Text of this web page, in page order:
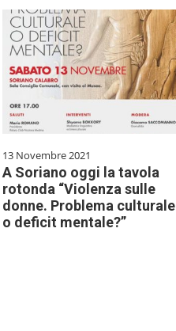
13 Novembre 2021
A Soriano oggi la tavola
rotonda “Violenza sulle
donne. Problema culturale
o deficit mentale?”